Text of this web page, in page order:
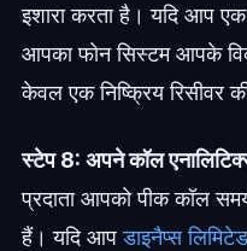
इशारा करता है। यदि आप
आपका फोन सिस्टम आपके
केवल एक निष्क्रिय रिसीवर
स्टेप 8: अपने कॉल
प्रदाता आपको पीक कॉल
हैं। यदि आपडाइनैप्स